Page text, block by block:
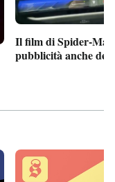
Il film di Spider-Man
pubblicità anche